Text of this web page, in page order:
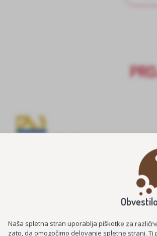
KADROVSKE ŠTIPENDIJE 2026/2027
Naša spletna stran uporablja piškotke za
zato, da omogočimo delovanje spletne strani.